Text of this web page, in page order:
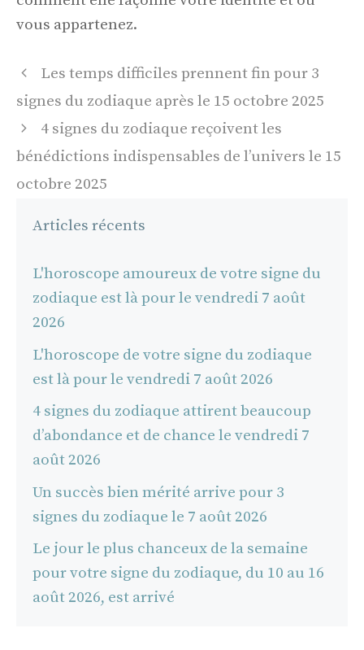
vous appartenez.
Navigation
des
Les temps difficiles prennent fin pour 3
signes du zodiaque après le 15 octobre 2025
4 signes du zodiaque reçoivent les
bénédictions indispensables de l’univers le 15
octobre 2025
Articles récents
L'horoscope amoureux de votre signe du
zodiaque est là pour le vendredi 7 août
2026
L'horoscope de votre signe du zodiaque
est là pour le vendredi 7 août 2026
4 signes du zodiaque attirent beaucoup
d’abondance et de chance le vendredi 7
août 2026
Un succès bien mérité arrive pour 3
signes du zodiaque le 7 août 2026
Le jour le plus chanceux de la semaine
pour votre signe du zodiaque, du 10 au 16
août 2026, est arrivé